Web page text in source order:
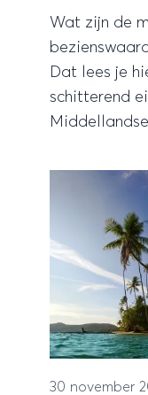
Wat zijn de
Dat lees je
schitterend
Sicilië is de
Italiaanse
mooie
te doen,
mag je niet
verder!
30 november